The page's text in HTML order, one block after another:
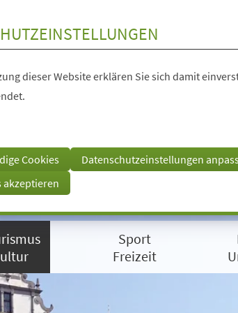
dieser Website erklären Sie sich damit
Cookies
Datenschutzeinstellungen
akzeptieren
Sport
Freizeit